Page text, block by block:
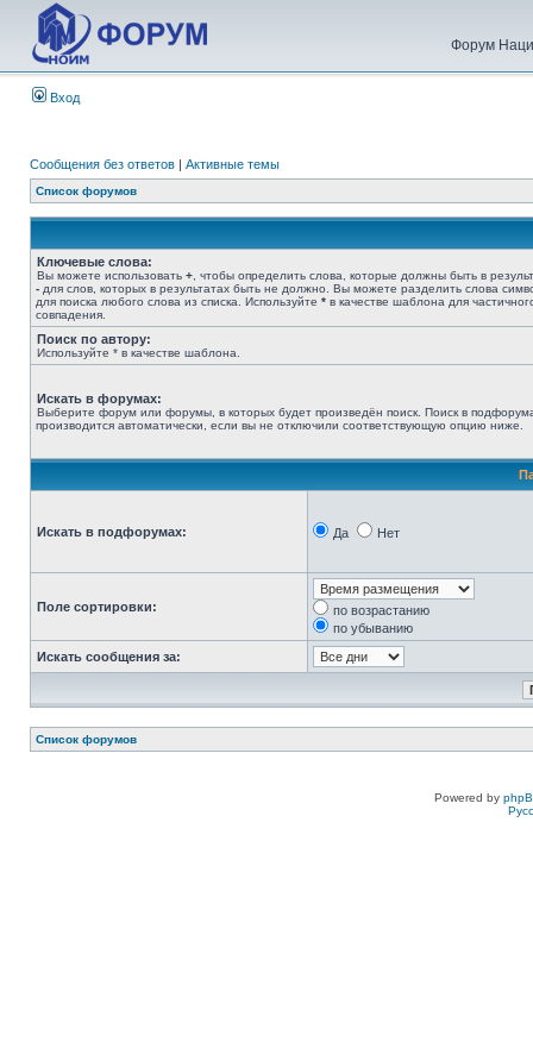
Форум
Вход
Сообщения без ответов | Активные темы
Список форумов
Ключевые слова:
Вы можете использовать + , чтобы определить слова, которые должны быть в
- для слов, которых в результатах быть не должно. Вы можете разделить слова
для поиска любого слова из списка. Используйте * в качестве шаблона для
совпадения.
Поиск по автору:
Используйте * в качестве шаблона.
Искать в форумах:
Выберите форум или форумы, в которых будет произведён поиск. Поиск в
производится автоматически, если вы не отключили соответствующую опцию ниже.
Искать в подфорумах: Да Нет
Поле сортировки:
по возрастанию
по убыванию
Искать сообщения за:
Список форумов
Powered by